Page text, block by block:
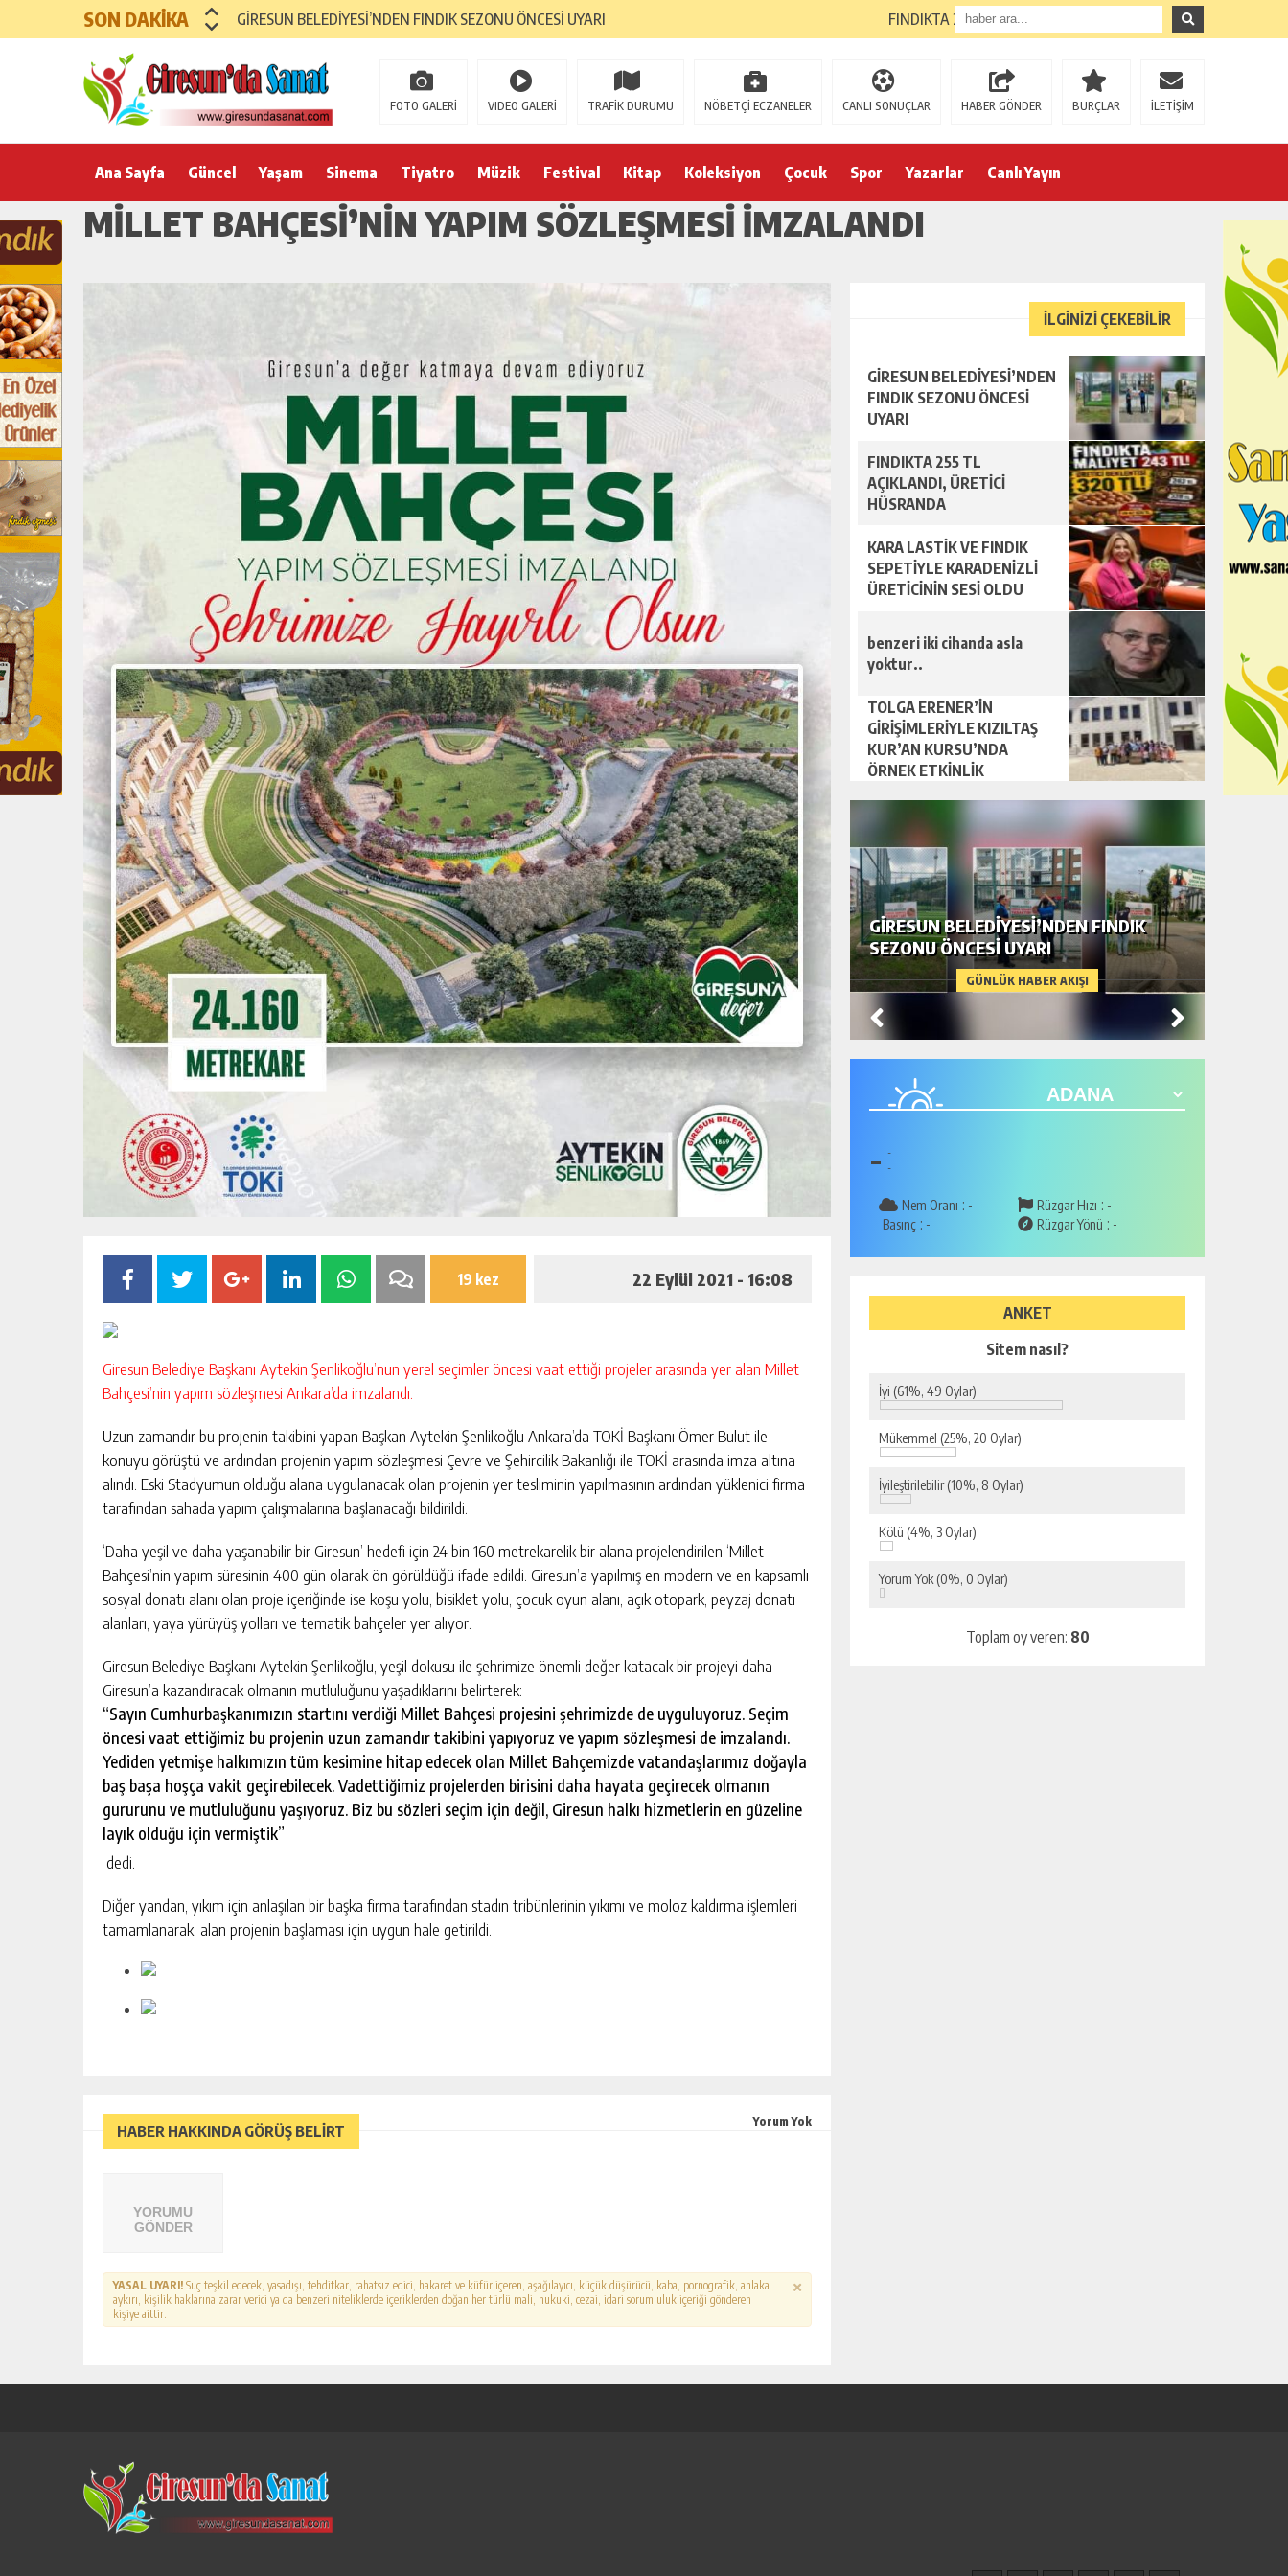
SON DAKİKA GİRESUN BELEDİYESİ’NDEN FINDIK SEZONU ÖNCESİ UYARI FINDIKTA 255 TL AÇIKLANDI, ÜRETİCİ HÜSRANDA
FOTO GALERİ VIDEO GALERİ TRAFİK DURUMU NÖBETÇİ ECZANELER CANLI SONUÇLAR HABER GÖNDER BURÇLAR İLETİŞİM
Ana Sayfa Güncel Yaşam Sinema Tiyatro Müzik Festival Kitap Koleksiyon Çocuk Spor Yazarlar Canlı Yayın
MİLLET BAHÇESİ’NİN YAPIM SÖZLEŞMESİ İMZALANDI
19 kez 22 Eylül 2021 - 16:08
Giresun Belediye Başkanı Aytekin Şenlikoğlu’nun yerel seçimler öncesi vaat ettiği projeler arasında yer alan Millet
Bahçesi’nin yapım sözleşmesi Ankara’da imzalandı.
Uzun zamandır bu projenin takibini yapan Başkan Aytekin Şenlikoğlu Ankara’da TOKİ Başkanı Ömer Bulut ile
konuyu görüştü ve ardından projenin yapım sözleşmesi Çevre ve Şehircilik Bakanlığı ile TOKİ arasında imza altına
alındı. Eski Stadyumun olduğu alana uygulanacak olan projenin yer tesliminin yapılmasının ardından yüklenici firma
tarafından sahada yapım çalışmalarına başlanacağı bildirildi.
‘Daha yeşil ve daha yaşanabilir bir Giresun’ hedefi için 24 bin 160 metrekarelik bir alana projelendirilen ‘Millet
Bahçesi’nin yapım süresinin 400 gün olarak ön görüldüğü ifade edildi. Giresun’a yapılmış en modern ve en kapsamlı
sosyal donatı alanı olan proje içeriğinde ise koşu yolu, bisiklet yolu, çocuk oyun alanı, açık otopark, peyzaj donatı
alanları, yaya yürüyüş yolları ve tematik bahçeler yer alıyor.
Giresun Belediye Başkanı Aytekin Şenlikoğlu, yeşil dokusu ile şehrimize önemli değer katacak bir projeyi daha
Giresun’a kazandıracak olmanın mutluluğunu yaşadıklarını belirterek:
“Sayın Cumhurbaşkanımızın startını verdiği Millet Bahçesi projesini şehrimizde de uyguluyoruz. Seçim
öncesi vaat ettiğimiz bu projenin uzun zamandır takibini yapıyoruz ve yapım sözleşmesi de imzalandı.
Yediden yetmişe halkımızın tüm kesimine hitap edecek olan Millet Bahçemizde vatandaşlarımız doğayla
baş başa hoşça vakit geçirebilecek. Vadettiğimiz projelerden birisini daha hayata geçirecek olmanın
gururunu ve mutluluğunu yaşıyoruz. Biz bu sözleri seçim için değil, Giresun halkı hizmetlerin en güzeline
layık olduğu için vermiştik”
dedi.
Diğer yandan, yıkım için anlaşılan bir başka firma tarafından stadın tribünlerinin yıkımı ve moloz kaldırma işlemleri
tamamlanarak, alan projenin başlaması için uygun hale getirildi.
HABER HAKKINDA GÖRÜŞ BELİRT
Yorum Yok
YORUMU
GÖNDER
YASAL UYARI! Suç teşkil edecek, yasadışı, tehditkar, rahatsız edici, hakaret ve küfür içeren, aşağılayıcı, küçük düşürücü, kaba, pornografik, ahlaka
aykırı, kişilik haklarına zarar verici ya da benzeri niteliklerde içeriklerden doğan her türlü mali, hukuki, cezai, idari sorumluluk içeriği gönderen
kişiye aittir.
İLGİNİZİ ÇEKEBİLİR
GİRESUN BELEDİYESİ’NDEN
FINDIK SEZONU ÖNCESİ
UYARI
FINDIKTA 255 TL
AÇIKLANDI, ÜRETİCİ
HÜSRANDA
KARA LASTİK VE FINDIK
SEPETİYLE KARADENİZLİ
ÜRETİCİNİN SESİ OLDU
benzeri iki cihanda asla
yoktur..
TOLGA ERENER’İN
GİRİŞİMLERİYLE KIZILTAŞ
KUR’AN KURSU’NDA
ÖRNEK ETKİNLİK
GÜNLÜK HABER AKIŞI
GİRESUN BELEDİYESİ’NDEN FINDIK
SEZONU ÖNCESİ UYARI
- -
-
Nem Oranı : -
Basınç : -
Rüzgar Hızı : -
Rüzgar Yönü : -
ANKET
Sitem nasıl?
İyi (61%, 49 Oylar)
Mükemmel (25%, 20 Oylar)
İyileştirilebilir(10%, 8 Oylar)
Kötü (4%, 3 Oylar)
Yorum Yok (0%, 0 Oylar)
Toplam oy veren: 80